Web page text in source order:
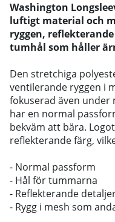
Washington
luftigt material och
ryggen,
tumhål som håller
Den stretchiga
ventilerande ryggen i
fokuserad även under
har en normal
bekväm att bära.
reflekterande färg,
- Normal passform
- Hål för tummarna
- Reflekterande
- Rygg i mesh som